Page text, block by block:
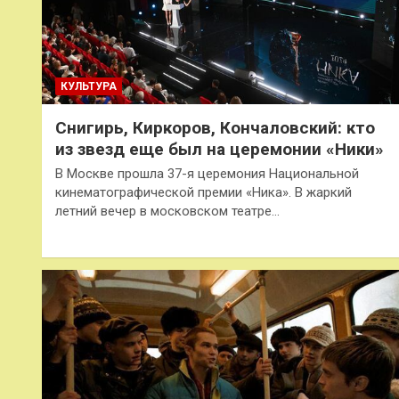
КУЛЬТУРА
Снигирь, Киркоров, Кончаловский: кто
из звезд еще был на церемонии «Ники»
В Москве прошла 37-я церемония Национальной
кинематографической премии «Ника». В жаркий
летний вечер в московском театре…